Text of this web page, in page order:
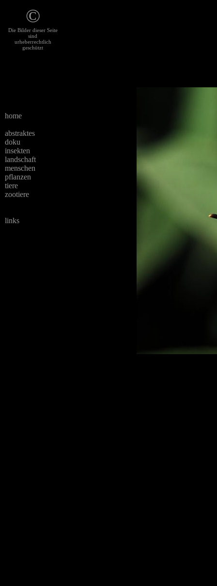
©
Die Bilder dieser Seite
sind
urheberrechtlich
geschützt
home
abstraktes
doku
insekten
landschaft
menschen
pflanzen
tiere
zootiere
links